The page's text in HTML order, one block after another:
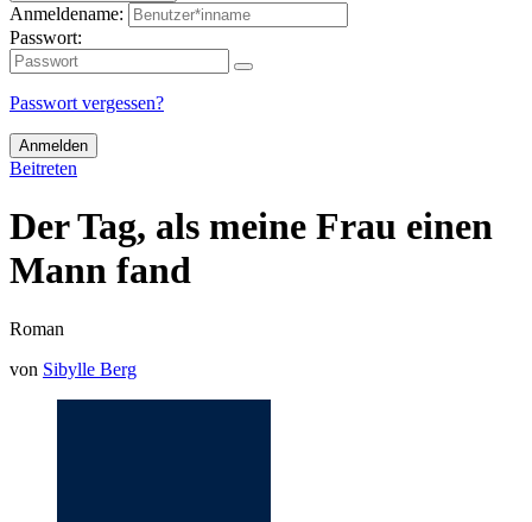
Anmeldename:
Passwort:
Passwort vergessen?
Anmelden
Beitreten
Der Tag, als meine Frau einen
Mann fand
Roman
von Sibylle Berg